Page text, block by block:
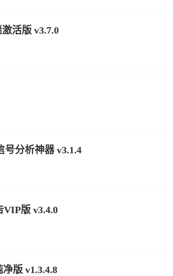
活版 v3.7.0
分析神器 v3.1.4
VIP版 v3.4.0
版 v1.3.4.8